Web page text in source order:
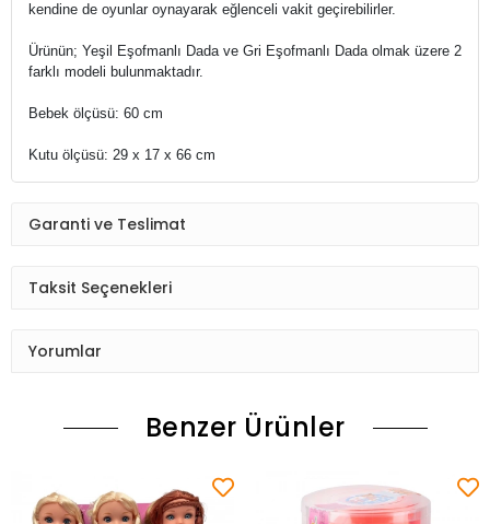
kendine de oyunlar oynayarak eğlenceli vakit geçirebilirler.
Ürünün; Yeşil Eşofmanlı Dada ve Gri Eşofmanlı Dada olmak üzere 2
farklı modeli bulunmaktadır.
Bebek ölçüsü: 60 cm
Kutu ölçüsü: 29 x 17 x 66 cm
Garanti ve Teslimat
Taksit Seçenekleri
Yorumlar
Benzer Ürünler